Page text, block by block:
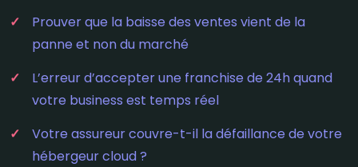
Prouver que la baisse des ventes vient de la
panne et non du marché
L’erreur d’accepter une franchise de 24h quand
votre business est temps réel
Votre assureur couvre-t-il la défaillance de votre
hébergeur cloud ?